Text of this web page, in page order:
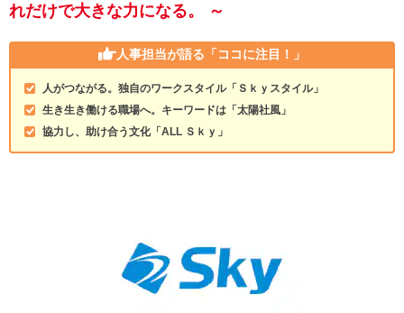
れだけで大きな力になる。 ～
人事担当が語る 「ココに注目！」
人がつながる。独自のワークスタイル「Ｓｋｙスタイル」
生き生き働ける職場へ。キーワードは「太陽社風」
協力し、助け合う文化「ALL Ｓｋｙ」